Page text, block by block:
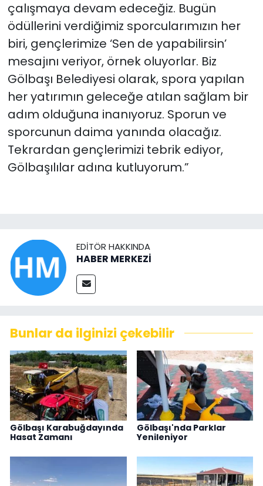
çalışmaya devam edeceğiz. Bugün
ödüllerini verdiğimiz sporcularımızın her
biri, gençlerimize ‘Sen de yapabilirsin’
mesajını veriyor, örnek oluyorlar. Biz
Gölbaşı Belediyesi olarak, spora yapılan
her yatırımın geleceğe atılan sağlam bir
adım olduğuna inanıyoruz. Sporun ve
sporcunun daima yanında olacağız.
Tekrardan gençlerimizi tebrik ediyor,
Gölbaşılılar adına kutluyorum.”
EDITÖR HAKKINDA
HABER MERKEZİ
Bunlar da ilginizi çekebilir
Gölbaşı Karabuğdayında
Hasat Zamanı
Gölbaşı'nda Parklar
Yenileniyor